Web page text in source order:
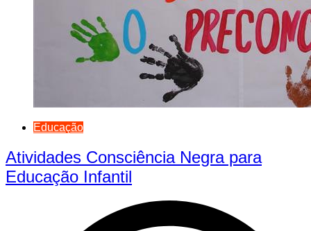
Educação
Atividades Consciência Negra para
Educação Infantil